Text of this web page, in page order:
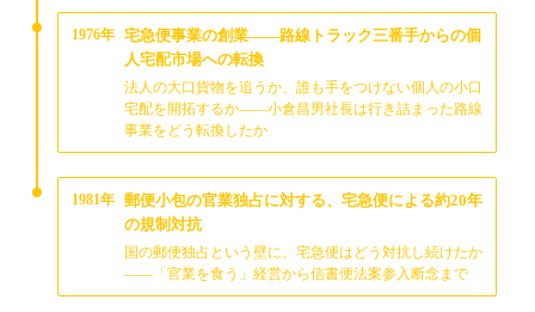
1976年 宅急便事業の創業——路線トラック三番手からの個
人宅配市場への転換
法人の大口貨物を追うか、誰も手をつけない個人の小口
宅配を開拓するか——小倉昌男社長は行き詰まった路線
事業をどう転換したか
1981年 郵便小包の官業独占に対する、宅急便による約20年
の規制対抗
国の郵便独占という壁に、宅急便はどう対抗し続けたか
——「官業を食う」経営から信書便法案参入断念まで